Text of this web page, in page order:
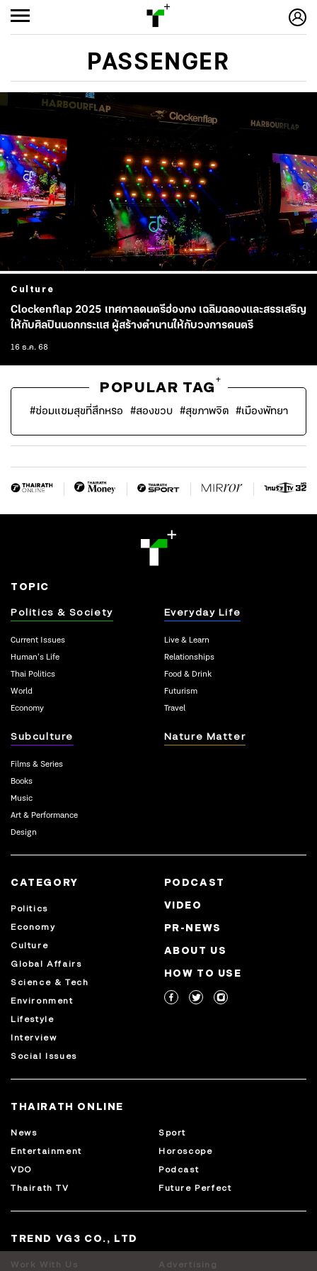
PASSENGER
Culture
Clockenflap 2025 เทศกาลดนตรีฮ่องกง เฉลิมฉลองและสรรเสริญ
ให้กับศิลปินนอกกระแส ผู้สร้างตำนานให้กับวงการดนตรี
16 ธ.ค. 68
POPULAR TAG
+
#ซ่อมแซมสุขที่สึกหรอ #สองขวบ #สุขภาพจิต #เมืองพัทยา
TOPIC
Politics & Society
Current Issues
Human’s Life
Thai Politics
World
Economy
Everyday Life
Live & Learn
Relationships
Food & Drink
Futurism
Travel
Subculture
Films & Series
Books
Music
Art & Performance
Design
Nature Matter
CATEGORY
Politics
Economy
Culture
Global Affairs
Science & Tech
Environment
Lifestyle
Interview
Social Issues
PODCAST
VIDEO
PR-NEWS
ABOUT US
HOW TO USE
THAIRATH ONLINE
News
Sport
Entertainment
Horoscope
VDO
Podcast
Thairath TV
Future Perfect
TREND VG3 CO., LTD
Work With Us Advertising